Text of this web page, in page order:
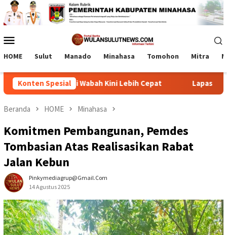
Loncat
ke
konten
Mobile
HOME Sulut Manado Minahasa Tomohon Mitra
Konten Spesial
Wabah Kini Lebih Cepat Lapas Tamako dan
Beranda HOME Minahasa
Komitmen Pembangunan, Pemdes
Tombasian Atas Realisasikan Rabat
Jalan Kebun
Pinkymediagrup@gmail.com
14 Agustus 2025